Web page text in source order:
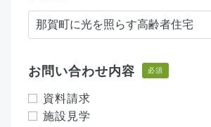
お問い合わせ内容 必須
資料請求
施設見学